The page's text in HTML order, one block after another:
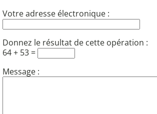
Votre adresse électronique :
Donnez le résultat de cette opération :
64 + 53 =
Message :